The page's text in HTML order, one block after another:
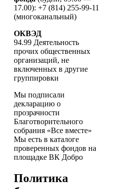
17.00): +7 (814) 255-99-11
(многоканальный)
ОКВЭД
94.99 Деятельность
прочих общественных
организаций, не
включенных в другие
группировки
Мы подписали
декларацию о
прозрачности
Благотворительного
собрания «Все вместе»
Мы есть в каталоге
проверенных фондов на
площадке ВК Добро
Политика